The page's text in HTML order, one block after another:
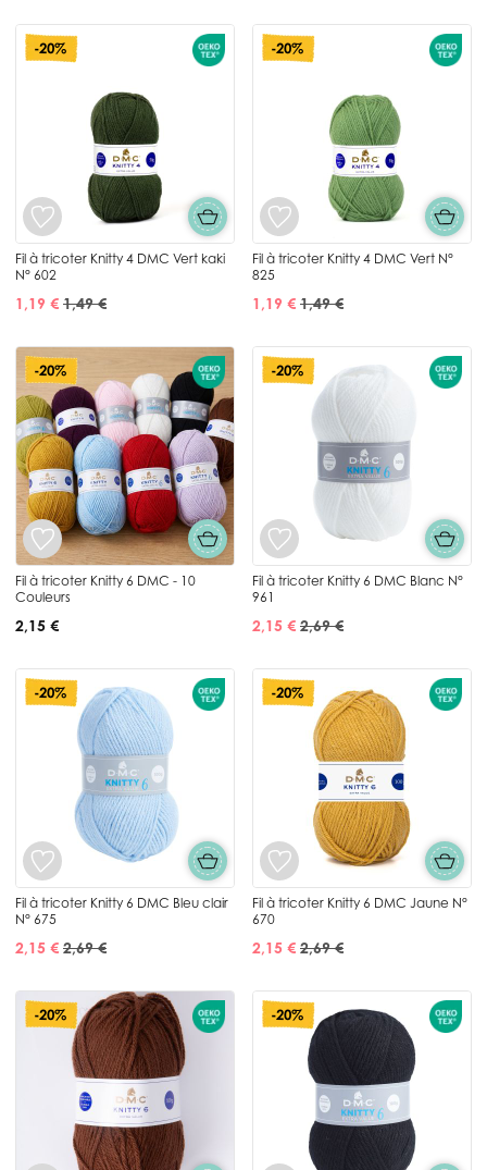
-20%
Fil à tricoter Knitty 4 DMC Vert kaki
N° 602
1,19 € 1,49 €
-20%
Fil à tricoter Knitty 4 DMC Vert N°
825
1,19 € 1,49 €
-20%
Fil à tricoter Knitty 6 DMC - 10
Couleurs
2,15 €
-20%
Fil à tricoter Knitty 6 DMC Blanc N°
961
2,15 € 2,69 €
-20%
Fil à tricoter Knitty 6 DMC Bleu clair
N° 675
2,15 € 2,69 €
-20%
Fil à tricoter Knitty 6 DMC Jaune N°
670
2,15 € 2,69 €
-20% -20%